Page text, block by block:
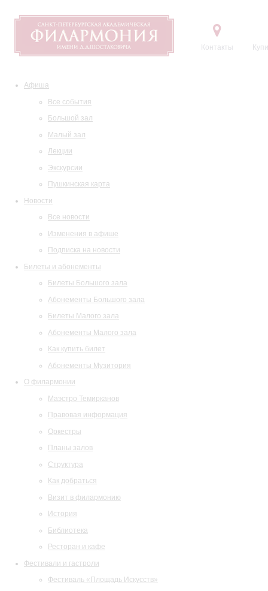
Контакты
Афиша
Все события
Большой зал
Малый зал
Лекции
Экскурсии
Пушкинская карта
Новости
Все новости
Изменения в афише
Подписка на новости
Билеты и абонементы
Билеты Большого зала
Абонементы Большого зала
Билеты Малого зала
Абонементы Малого зала
Как купить билет
Абонементы Музитория
О филармонии
Маэстро Темирканов
Правовая информация
Оркестры
Планы залов
Структура
Как добраться
Визит в филармонию
История
Библиотека
Ресторан и кафе
Фестивали и гастроли
Фестиваль «Площадь Искусств»